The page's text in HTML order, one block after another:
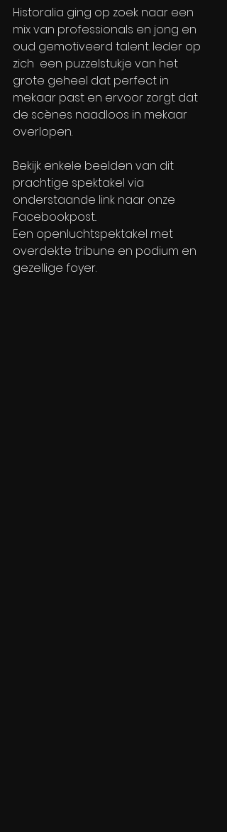
Historalia ging op zoek naar een
mix van professionals en jong en
oud gemotiveerd talent. Ieder op
zich  een puzzelstukje van het
grote geheel dat perfect in
mekaar past en ervoor zorgt dat
de scènes naadloos in mekaar
overlopen.
Bekijk enkele beelden van dit
prachtige spektakel via
onderstaande link naar onze
Facebookpost..
Een openluchtspektakel met
overdekte tribune en podium en
gezellige foyer.